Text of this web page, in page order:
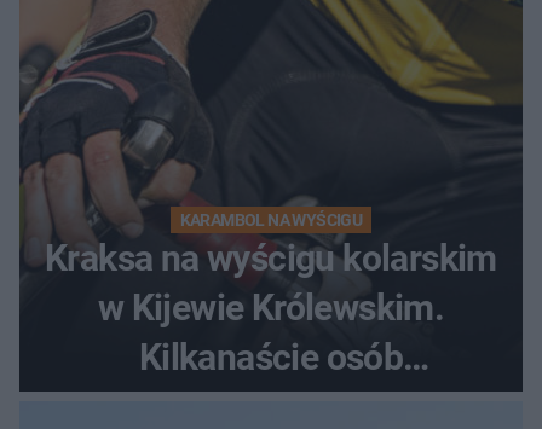
KARAMBOL NA WYŚCIGU
Kraksa na wyścigu kolarskim
w Kijewie Królewskim.
Kilkanaście osób
poszkodowanych, lądował